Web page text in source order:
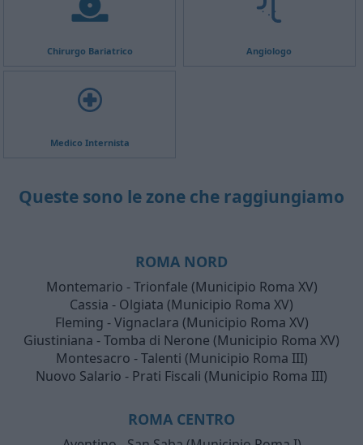
Chirurgo Bariatrico Angiologo
Medico Internista
Queste sono le zone che raggiungiamo
ROMA NORD
Montemario - Trionfale (Municipio Roma XV)
Cassia - Olgiata (Municipio Roma XV)
Fleming - Vignaclara (Municipio Roma XV)
Giustiniana - Tomba di Nerone (Municipio Roma XV)
Montesacro - Talenti (Municipio Roma III)
Nuovo Salario - Prati Fiscali (Municipio Roma III)
ROMA CENTRO